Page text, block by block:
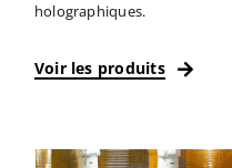
holographiques.
Voir les produits